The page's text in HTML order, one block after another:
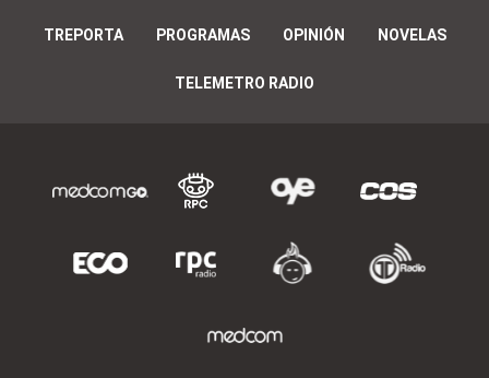
TREPORTA PROGRAMAS OPINIÓN NOVELAS
TELEMETRO RADIO